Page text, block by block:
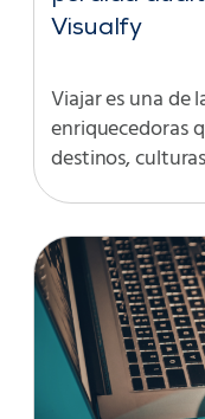
Visualfy
Viajar es una de
enriquecedoras
destinos,